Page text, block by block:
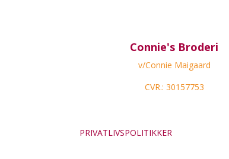
Connie's Broderi
v/Connie Maigaard
CVR.: 30157753
PRIVATLIVSPOLITIKKER